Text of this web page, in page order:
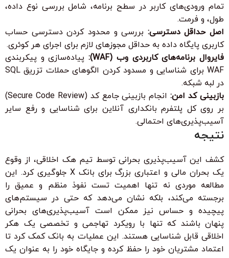
تمام ورودی‌های کاربر در سطح برنامه، شامل بررسی نوع داده،
طول، و فرمت.
اصل حداقل دسترسی: بررسی و محدود کردن دسترسی حساب
کاربری پایگاه داده به حداقل مجوزهای لازم برای اجرای هر کوئری.
فایروال برنامه‌های کاربردی وب (WAF):
پیاده‌سازی و پیکربندی
WAF برای شناسایی و مسدود کردن الگوهای حملات تزریق SQL
در لبه شبکه.
بازبینی کد امن:
انجام بازبینی جامع کد (Secure Code Review)
بر روی کل پلتفرم بانکداری آنلاین برای شناسایی و رفع سایر
آسیب‌پذیری‌های احتمالی.
نتیجه
کشف این آسیب‌پذیری بحرانی توسط تیم هک اخلاقی، از وقوع
یک بحران مالی و اعتباری بزرگ برای بانک X جلوگیری کرد. این
مطالعه موردی نه تنها اهمیت تست نفوذ منظم و عمیق را
برجسته می‌کند، بلکه نشان می‌دهد که حتی در سیستم‌های
پیچیده و حساس نیز ممکن است آسیب‌پذیری‌های بحرانی
پنهان باشند که تنها با رویکرد تهاجمی و تخصصی یک هکر
اخلاقی قابل شناسایی هستند. این عملیات به بانک کمک کرد تا
اعتماد مشتریان خود را حفظ کرده و جایگاه خود را به عنوان یک